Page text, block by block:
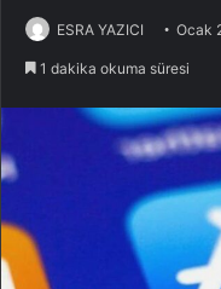
ESRA YAZICI Ocak
1 dakika okuma süresi